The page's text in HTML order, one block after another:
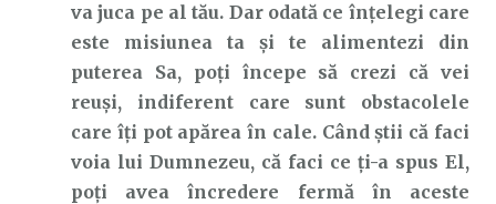
va juca pe al tău. Dar odată ce înțelegi care
este misiunea ta și te alimentezi din
puterea Sa, poți începe să crezi că vei
reuși, indiferent care sunt obstacolele
care îți pot apărea în cale. Când știi că faci
voia lui Dumnezeu, că faci ce ți-a spus El,
poți avea încredere fermă în aceste